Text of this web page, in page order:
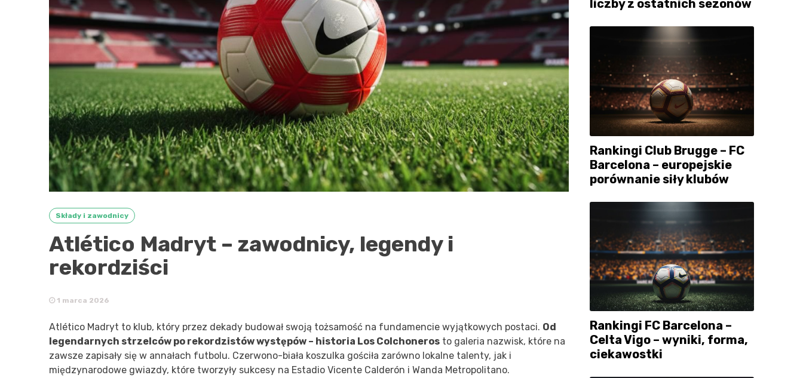
Składy i zawodnicy
Atlético Madryt – zawodnicy, legendy i
rekordziści
1 marca 2026
Atlético Madryt to klub, który przez dekady budował swoją tożsamość na fundamencie wyjątkowych postaci. Od
legendarnych strzelców po rekordzistów występów – historia Los Colchoneros to galeria nazwisk, które na
zawsze zapisały się w annałach futbolu. Czerwono-biała koszulka gościła zarówno lokalne talenty, jak i
międzynarodowe gwiazdy, które tworzyły sukcesy na Estadio Vicente Calderón i Wanda Metropolitano.
liczby z ostatnich sezonów
Rankingi Club Brugge – FC
Barcelona – europejskie
porównanie siły klubów
Rankingi FC Barcelona –
Celta Vigo – wyniki, forma,
ciekawostki